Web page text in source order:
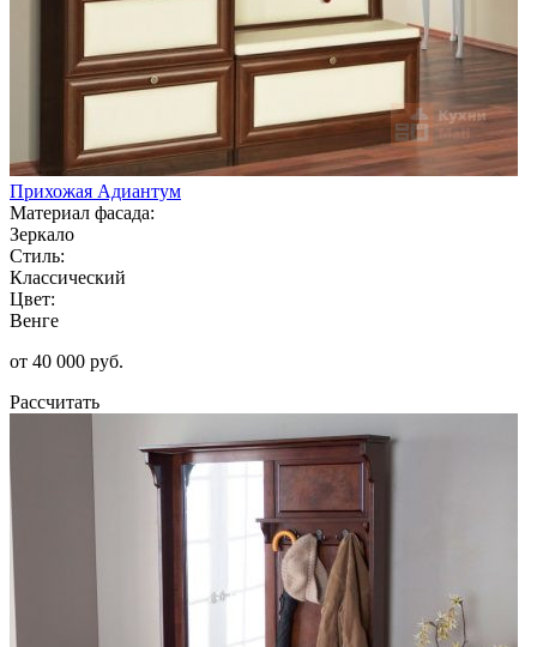
Прихожая Адиантум
Материал фасада:
Зеркало
Стиль:
Классический
Цвет:
Венге
от 40 000 руб.
Рассчитать